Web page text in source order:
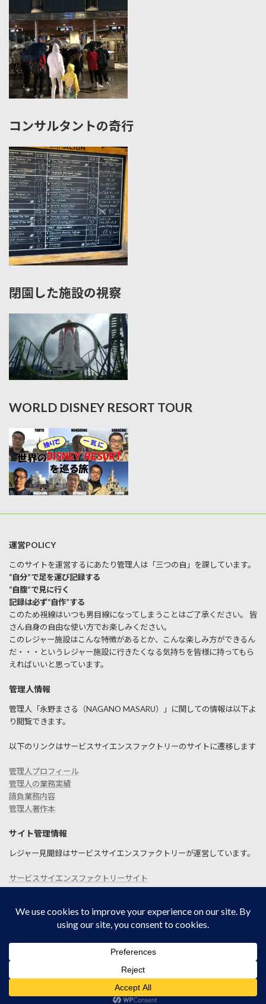
コンサルタントの奇行
閉園した施設の視察
WORLD DISNEY RESORT TOUR
運営POLICY
このサイトを運営するにあたり管理人は「三つの自」を課しています。
“自分”で足を運び記録する
“自腹”で見に行く
記録は必ず“自作”する
このため視線はいつも男目線になってしまうことはご了承ください。 皆
さん自身の自由な使い方でお楽しみください。
このレジャー施設はこんな特徴があるとか、こんな楽しみ方ができるん
だ・・・というレジャー施設に行きたくなる気持ちを皆様に持ってもら
えればいいと思っています。
管理人情報
管理人「永野まさる（NAGANO MASARU）」に関しての情報は以下よ
り閲覧できます。
以下のリンクはサービスサイエンスファクトリーのサイトに遷移します
管理人プロフィール
管理人の業務実績
請負業務内容
管理人著作本
サイト管理情報
レジャー見聞録はサービスサイエンスファクトリーが運営しています。
サービスサイエンスファクトリーサイト
プライバシーポリシー
Copyright © レジャー見聞録 All Rights Reserved.